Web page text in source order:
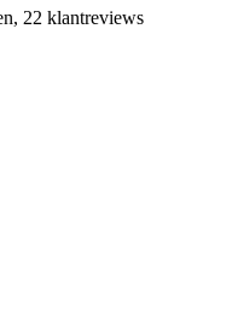
22 klantreviews